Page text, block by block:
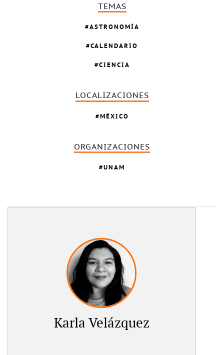
TEMAS
ASTRONOMÍA
CALENDARIO
CIENCIA
LOCALIZACIONES
MÉXICO
ORGANIZACIONES
UNAM
Karla Velázquez